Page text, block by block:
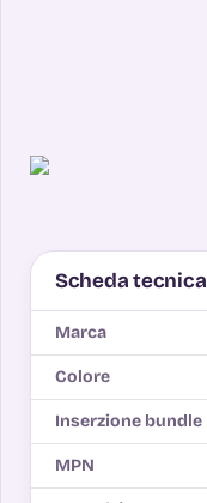
Scheda tecnica
Marca
Colore
Inserzione bundle
MPN